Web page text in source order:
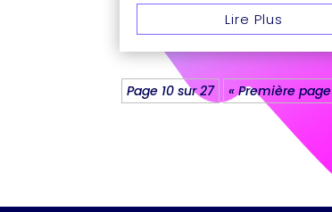
Lire Plus
Page 10 sur 27 « Première page